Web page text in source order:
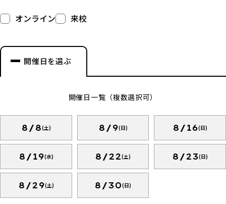
オンライン 来校
開催日を選ぶ
開催日一覧（複数選択可）
8/8(土) 8/9(日) 8/16(日)
8/19(水) 8/22(土) 8/23(日)
8/29(土) 8/30(日)